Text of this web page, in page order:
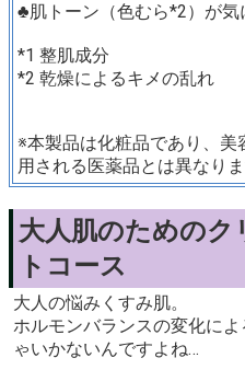
♣肌トーン（色むら*2）が気
*1 整肌成分
*2 乾燥によるキメの乱れ
※本製品は化粧品であり、
用される医薬品とは異なりま
大人肌のための
トコース
大人の悩みくすみ肌。
ホルモンバランスの変化に
ゃいかないんですよね…